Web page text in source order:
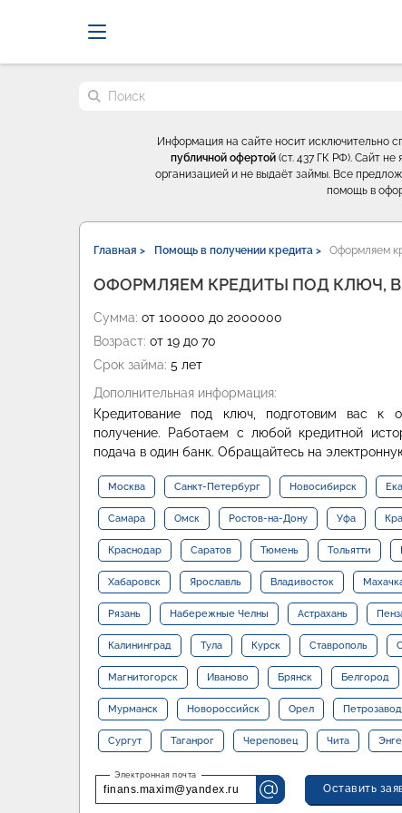
Поиск по сайту
Информация на сайте носит исключительно
публичной офертой (ст. 437 ГК РФ). Сайт
организацией и не выдаёт займы. Все
помощь в
Главная > Помощь в получении кредита > Оформляем
ОФОРМЛЯЕМ КРЕДИТЫ ПОД КЛЮЧ, В
Сумма: от 100000 до 2000000
Возраст: от 19 до 70
Срок займа: 5 лет
Дополнительная информация:
Кредитование под ключ, подготовим вас к
получение. Работаем с любой кредитной
подача в один банк. Обращайтесь на
Москва Санкт-Петербург Новосибирск
Самара Омск Ростов-на-Дону Уфа
Краснодар Саратов Тюмень Тольятти
Хабаровск Ярославль Владивосток
Рязань Набережные Челны Астрахань
Калининград Тула Курск Ставрополь
Магнитогорск Иваново Брянск Белгород
Мурманск Новороссийск Орел
Сургут Таганрог Череповец Чита
finans.maxim@yandex.ru Оставить